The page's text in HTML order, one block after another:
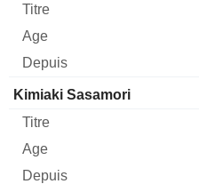
Kimiaki Sasamori